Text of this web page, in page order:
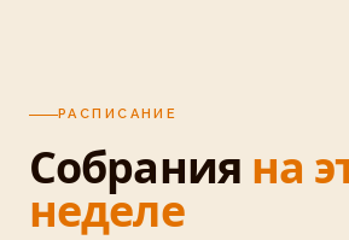
РАСПИСАНИЕ
Собрания на
неделе